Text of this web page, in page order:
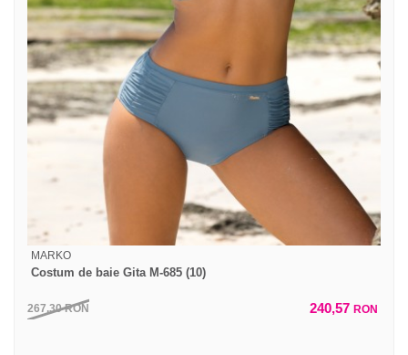
MARKO
Costum de baie Gita M-685 (10)
267,30RON 240,57 RON